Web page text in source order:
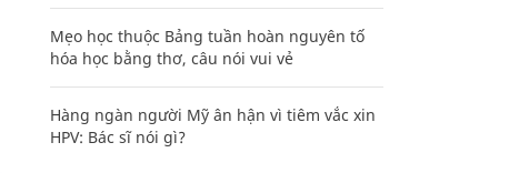
Mẹo học thuộc Bảng tuần hoàn nguyên tố
hóa học bằng thơ, câu nói vui vẻ
Hàng ngàn người Mỹ ân hận vì tiêm vắc xin
HPV: Bác sĩ nói gì?